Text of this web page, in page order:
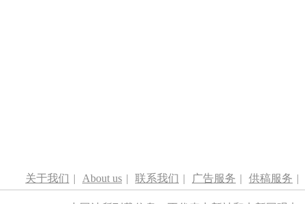
关于我们 | About us | 联系我们 | 广告服务 | 供稿服务 |